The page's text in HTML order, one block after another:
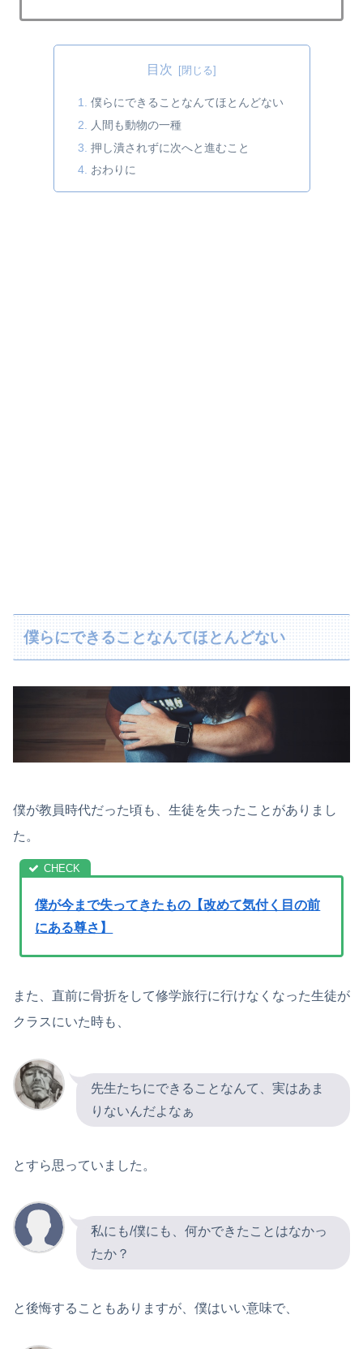
目次
僕らにできることなんてほとんどない
人間も動物の一種
押し潰されずに次へと進むこと
おわりに
僕らにできることなんてほとんどない
僕が教員時代だった頃も、生徒を失ったことがありまし
た。
僕が今まで失ってきたもの【改めて気付く目の前
にある尊さ】
また、直前に骨折をして修学旅行に行けなくなった生徒が
クラスにいた時も、
先生たちにできることなんて、実はあま
りないんだよなぁ
とすら思っていました。
私にも/僕にも、何かできたことはなかっ
たか？
と後悔することもありますが、僕はいい意味で、